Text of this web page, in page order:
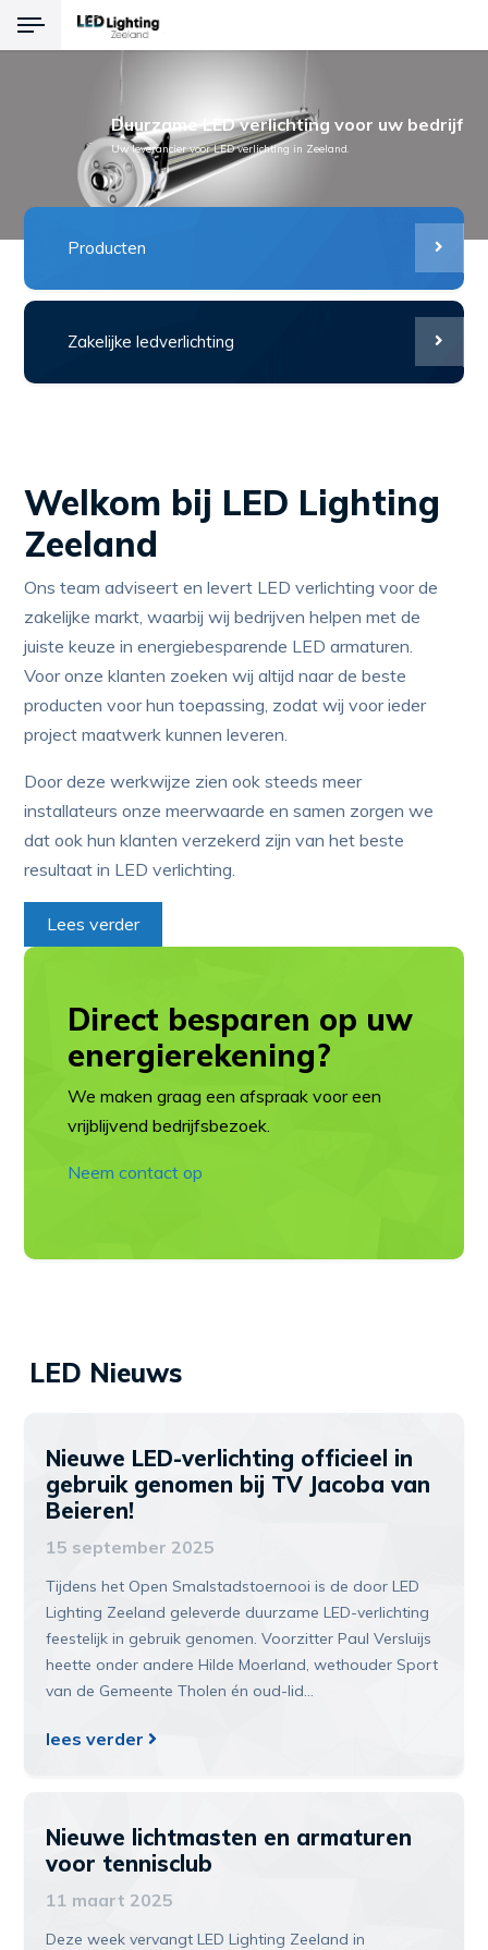
Producten
LED Verlichting
Duurzame LED verlichting voor uw bedrijf
Uw leverancier voor LED verlichting in Zeeland.
Producten
Zakelijke ledverlichting
Welkom bij LED Lighting
Zeeland
Ons team adviseert en levert LED verlichting voor de
zakelijke markt, waarbij wij bedrijven helpen met de
juiste keuze in energiebesparende LED armaturen.
Voor onze klanten zoeken wij altijd naar de beste
producten voor hun toepassing, zodat wij voor ieder
project maatwerk kunnen leveren.
Door deze werkwijze zien ook steeds meer
installateurs onze meerwaarde en samen zorgen we
dat ook hun klanten verzekerd zijn van het beste
resultaat in LED verlichting.
Lees verder
Direct besparen op uw
energierekening?
We maken graag een afspraak voor een
vrijblijvend bedrijfsbezoek.
Neem contact op
LED Nieuws
Nieuwe LED-verlichting officieel in
gebruik genomen bij TV Jacoba van
Beieren!
15 september 2025
Tijdens het Open Smalstadstoernooi is de door LED
Lighting Zeeland geleverde duurzame LED-verlichting
feestelijk in gebruik genomen. Voorzitter Paul Versluijs
heette onder andere Hilde Moerland, wethouder Sport
van de Gemeente Tholen én oud-lid…
lees verder
Nieuwe lichtmasten en armaturen
voor tennisclub
11 maart 2025
Deze week vervangt LED Lighting Zeeland in